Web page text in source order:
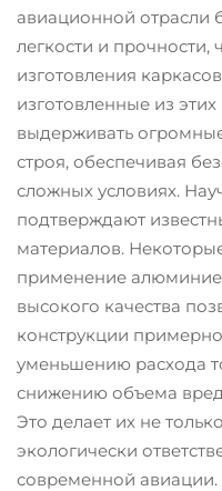
авиационной отрасли
легкости и прочности,
изготовления
изготовленные из
выдерживать
строя, обеспечивая
сложных условиях.
подтверждают
материалов.
применение
высокого качества
конструкции
уменьшению расхода
снижению объема
Это делает их не
экологически
современной авиации.